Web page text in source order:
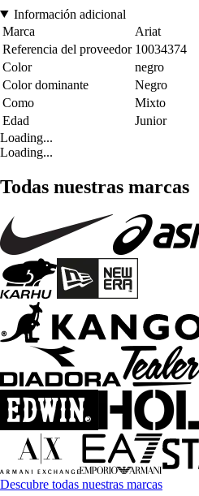
Información adicional
Marca
Ariat
Referencia del proveedor 10034374
Color
negro
Color dominante
Negro
Como
Mixto
Edad
Junior
Loading...
Loading...
Todas nuestras marcas
Descubre todas nuestras marcas